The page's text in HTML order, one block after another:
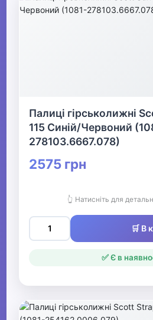
Палиці гірськолижні
115 Синій/Червоний
278103.6667.078)
2575 грн
👆 Натисніть для
🛒 В
✅ Є в